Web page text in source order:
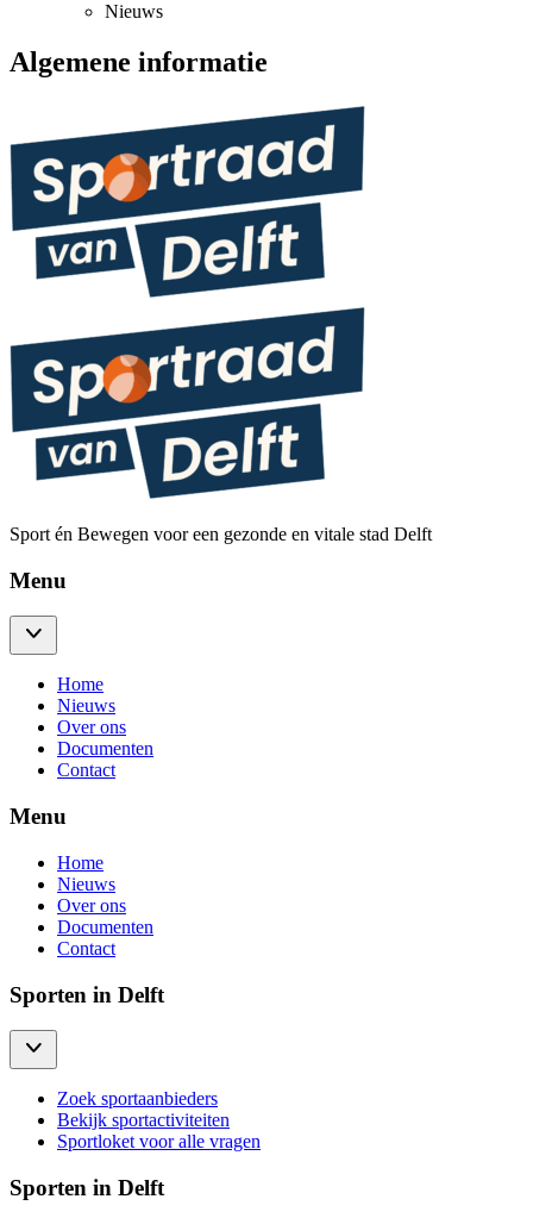
Nieuws
Algemene informatie
Sport én Bewegen voor een gezonde en vitale stad Delft
Menu
Home
Nieuws
Over ons
Documenten
Contact
Menu
Home
Nieuws
Over ons
Documenten
Contact
Sporten in Delft
Zoek sportaanbieders
Bekijk sportactiviteiten
Sportloket voor alle vragen
Sporten in Delft